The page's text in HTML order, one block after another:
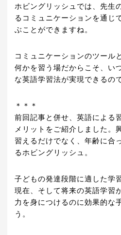
ホビングリッシュでは、先生
るコミュニケーションを通じ
ぶことができますね。
コミュニケーションのツール
何かを習う場だからこそ、い
な英語学習法が実現できるの
＊＊＊
前回記事と併せ、英語による
メリットをご紹介しました。
習えるだけでなく、年齢に合
るホビングリッシュ。
子どもの発達段階に適した学
現在、そして将来の英語学習
力を身につけるのに効果的な
う。